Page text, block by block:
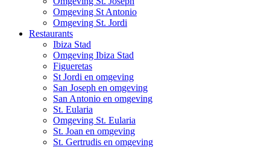
Omgeving St Antonio
Omgeving St. Jordi
Restaurants
Ibiza Stad
Omgeving Ibiza Stad
Figueretas
St Jordi en omgeving
San Joseph en omgeving
San Antonio en omgeving
St. Eularia
Omgeving St. Eularia
St. Joan en omgeving
St. Gertrudis en omgeving